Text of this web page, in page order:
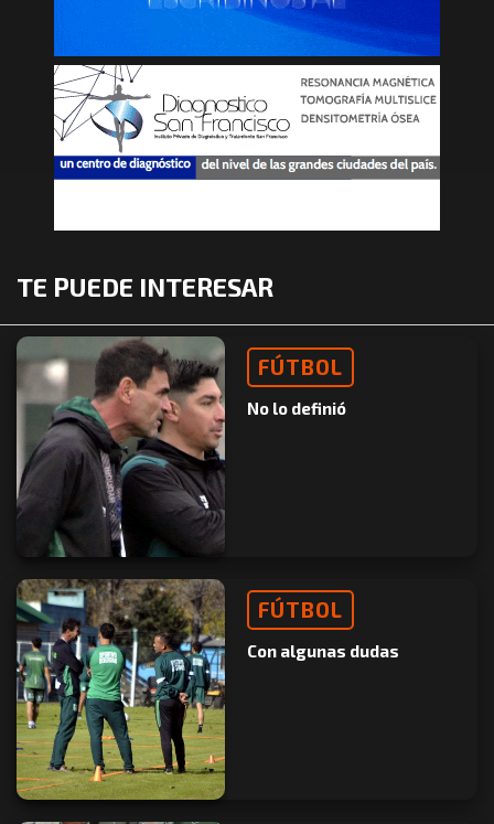
TE PUEDE INTERESAR
FÚTBOL
No lo definió
FÚTBOL
Con algunas dudas